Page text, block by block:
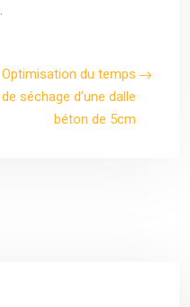
Optimisation du temps
de séchage d’une dalle
béton de 5cm